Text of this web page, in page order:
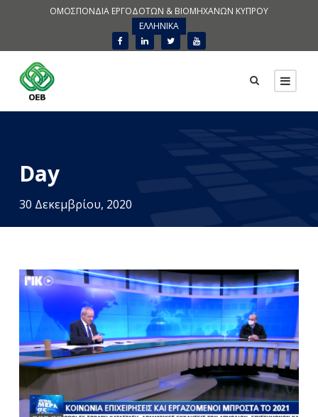
ΟΜΟΣΠΟΝΔΙΑ ΕΡΓΟΔΟΤΩΝ & ΒΙΟΜΗΧΑΝΩΝ ΚΥΠΡΟΥ
ΕΛΛΗΝΙΚΑ
Day
30 Δεκεμβρίου, 2020